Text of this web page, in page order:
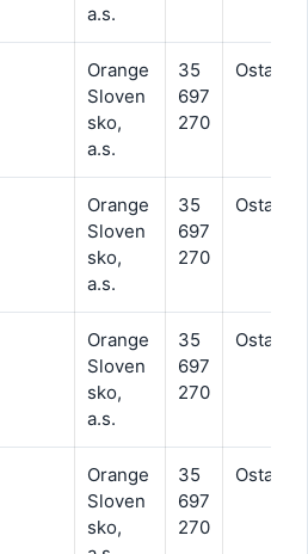
a.s.
Orange
Sloven
sko,
a.s.
35
697
270
Ostatné
Orange
Sloven
sko,
a.s.
35
697
270
Ostatné
Orange
Sloven
sko,
a.s.
35
697
270
Ostatné
Orange
Sloven
sko,
35
697
270
Ostatné